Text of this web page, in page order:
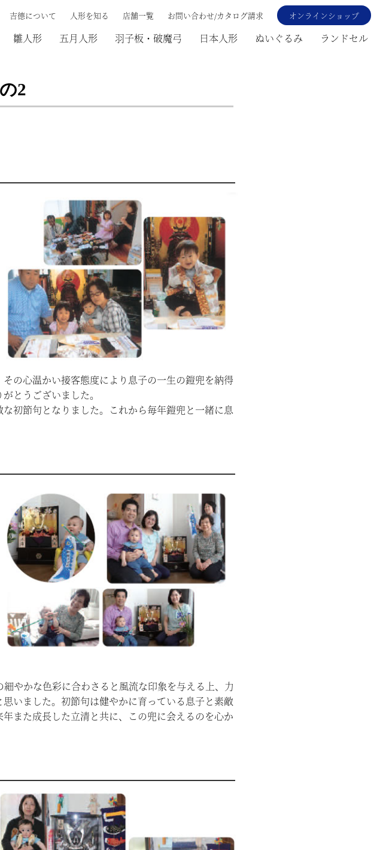
吉德について 人形を知る 店舗一覧 お問い合わせ/カタログ請求 オンラインショップ
雛人形 五月人形 羽子板・破魔弓 日本人形 ぬいぐるみ ランドセル
2
の心温かい接客態度により息子の一生の鎧兜を納得
とうございました。
初節句となりました。これから毎年鎧兜と一緒に息
やかな色彩に合わさると風流な印象を与える上、力
いました。初節句は健やかに育っている息子と素敵
また成長した立清と共に、この兜に会えるのを心か